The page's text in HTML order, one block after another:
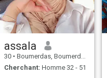
assala
30 • Boumerdas, Boumerdes, Algérie
Cherchant: Homme 32 - 51